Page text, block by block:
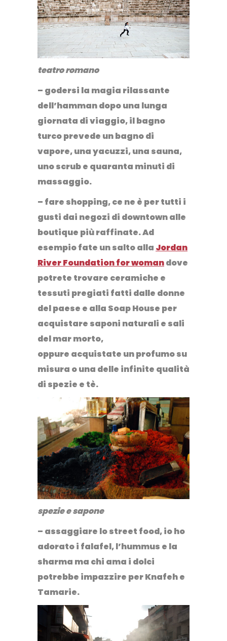
teatro romano
– godersi la magia rilassante
dell’hammandopo una lunga
giornata di viaggio, il bagno
turco prevede un bagno di
vapore, una yacuzzi, una sauna,
uno scrub e quaranta minuti di
massaggio.
– fare shopping, ce ne è per tutti i
gusti dai negozi di downtown alle
boutique più raffinate. Ad
esempio fate un salto alla Jordan
River Foundation for womandove
potrete trovare ceramiche e
tessuti pregiati fatti dalle donne
del paese e alla Soap House per
acquistare saponi naturali e sali
del mar morto,
oppure acquistate un profumo su
misura o una delle infinite qualità
di spezie e tè.
spezie e sapone
– assaggiare lostreet food, io ho
adorato i falafel, l’hummus e la
sharma ma chi ama i dolci
potrebbe impazzire per Knafeh e
Tamarie.